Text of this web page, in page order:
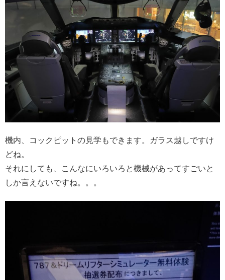
機内、コックピットの見学もできます。ガラス越しですけ
どね。
それにしても、こんなにいろいろと機械があってすごいと
しか言えないですね。。。